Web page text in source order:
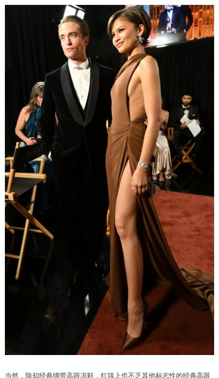
当然，除却经典绑带高跟凉鞋，红毯上也不乏其他标志性的经典高跟